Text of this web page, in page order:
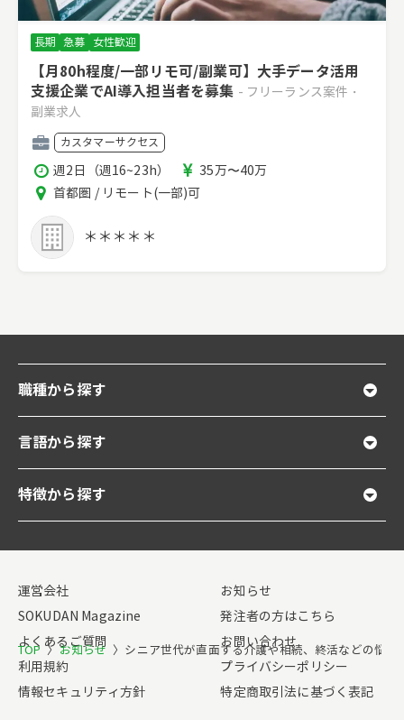
TOP 〉 お知らせ 〉 シニア世代が直面する介護や相続、終活などの悩
長期 急募 女性歓迎
【月80h程度/一部リモ可/副業可】大手データ活用
支援企業でAI導入担当者を募集 - フリーランス案件・
副業求人
職
種
カスタマーサクセス
稼
働
時
間
週2日（週16~23h）
報
酬
35万〜40万
エ
ア
首都圏 / リモート(一部)可
＊＊＊＊＊
職種から探す
言語から探す
特徴から探す
運営会社
お知らせ
SOKUDAN Magazine
発注者の方はこちら
よくあるご質問
お問い合わせ
利用規約
プライバシーポリシー
情報セキュリティ方針
特定商取引法に基づく表記